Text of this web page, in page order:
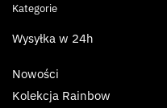
Kategorie
Wysyłka w 24h
Nowości
Kolekcja Rainbow